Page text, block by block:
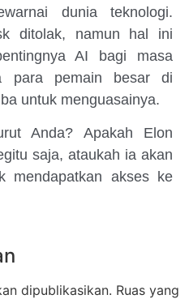
dunia teknologi.
ditolak, namun hal ini
AI bagi masa
para pemain besar di
untuk menguasainya.
Anda? Apakah Elon
saja, ataukah ia akan
mendapatkan akses ke
dipublikasikan. Ruas yang